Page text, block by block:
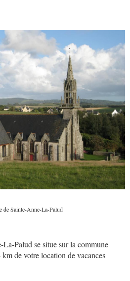
de Sainte-Anne-La-Palud
Palud se situe sur la commune
de votre location de vacances